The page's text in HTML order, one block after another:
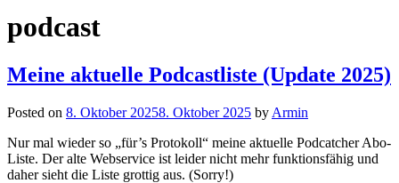
podcast
Meine aktuelle Podcastliste (Update 2025)
Posted on 8. Oktober 20258. Oktober 2025 by Armin
Nur mal wieder so „für’s Protokoll“ meine aktuelle Podcatcher Abo-
Liste. Der alte Webservice ist leider nicht mehr funktionsfähig und
daher sieht die Liste grottig aus. (Sorry!)